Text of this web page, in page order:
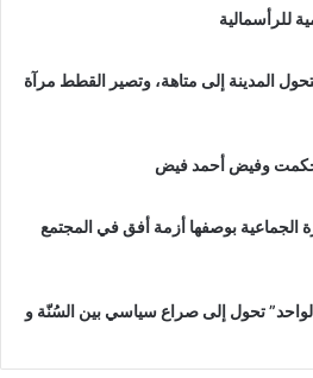
للرأسمالية
المدينة إلى متاهة، وتصير القطط مرآة
وفيض أحمد فيض
الجماعية بوصفها أزمة أفق في المجتمع
تحول إلى صراع سياسي بين السُنّة و